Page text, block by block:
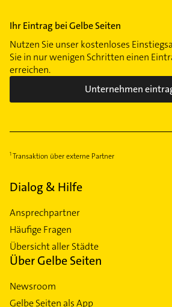
Ihr Eintrag bei Gelbe Seiten
Nutzen Sie unser kostenloses
Sie in nur wenigen Schritten einen
erreichen.
Unternehmen
Transaktion über externe Partner
Dialog & Hilfe
Ansprechpartner
Häufige Fragen
Übersicht aller Städte
Über Gelbe Seiten
Newsroom
Gelbe Seiten als App